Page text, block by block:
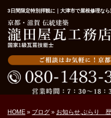
3日間限定特別拝観に｜大津市で屋根修理な
HOME » ブログ » お知らせ,ぶらり 歴